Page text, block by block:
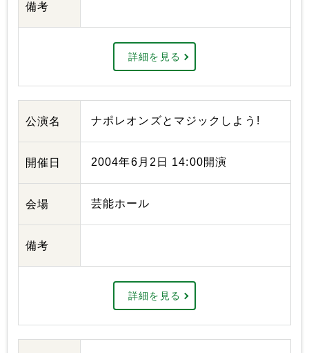
備考
詳細を見る
公演名 ナポレオンズとマジックしよう!
開催日 2004年6月2日 14:00開演
会場 芸能ホール
備考
詳細を見る